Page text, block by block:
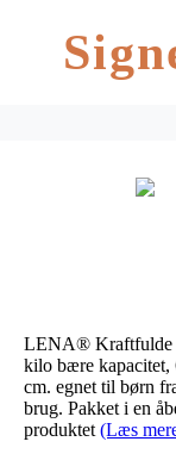
LENA® Kraftfulde
kilo bære kapacitet,
cm. egnet til børn
brug. Pakket i en
produktet (Læs